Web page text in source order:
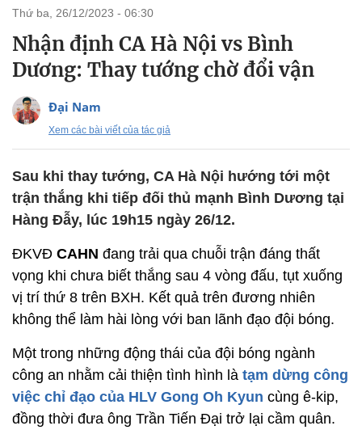
thứ ba, 26/12/2023 - 06:30
Nhận định CA Hà Nội vs Bình
Dương: Thay tướng chờ đổi vận
Đại Nam
Xem các bài viết của tác giả
Sau khi thay tướng, CA Hà Nội hướng tới một
trận thắng khi tiếp đối thủ mạnh Bình Dương tại
Hàng Đẫy, lúc 19h15 ngày 26/12.
ĐKVĐ CAHN đang trải qua chuỗi trận đáng thất
vọng khi chưa biết thắng sau 4 vòng đấu, tụt xuống
vị trí thứ 8 trên BXH. Kết quả trên đương nhiên
không thể làm hài lòng với ban lãnh đạo đội bóng.
Một trong những động thái của đội bóng ngành
công an nhằm cải thiện tình hình là tạm dừng công
việc chỉ đạo của HLV Gong Oh Kyun cùng ê-kip,
đồng thời đưa ông Trần Tiến Đại trở lại cầm quân.